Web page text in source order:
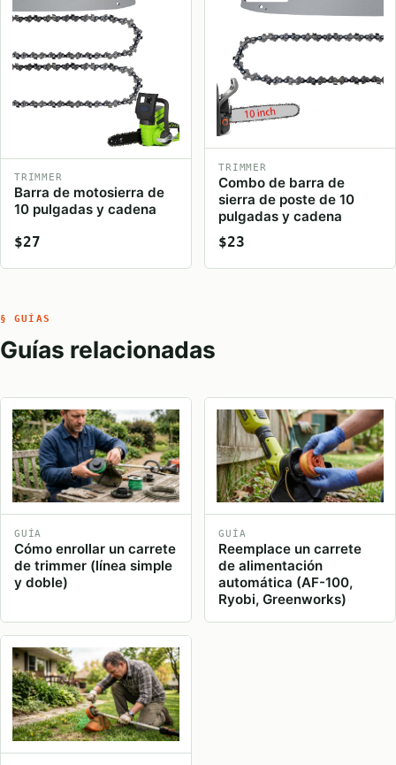
TRIMMER
Barra de motosierra de
10 pulgadas y cadena
$27
TRIMMER
Combo de barra de
sierra de poste de 10
pulgadas y cadena
$23
§ GUÍAS
Guías relacionadas
GUÍA
Cómo enrollar un carrete
de trimmer (línea simple
y doble)
GUÍA
Reemplace un carrete
de alimentación
automática (AF-100,
Ryobi, Greenworks)